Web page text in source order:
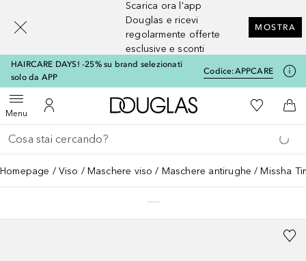
Scarica ora l'app
Douglas e ricevi
regolarmente offerte
esclusive e sconti
MOSTRA
HAIRCARE DAYS! -25% su brand selezionati
solo da APP
Codice:APPCARE
MenuApri menuAl Mio Account
A Douglas HomeAlla Mia
Al
Torna indietro
Esegui ricerca
Homepage Viso Maschere viso Maschere antirughe Missha
[navigation.slideout.screenreader]